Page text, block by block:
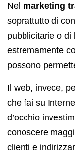
Nel marketing
soprattutto di
pubblicitarie o di
estremamente
possono
Il web, invece,
che fai su
d’occhio
conoscere
clienti e